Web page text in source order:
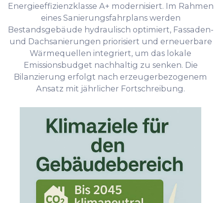
Energieeffizienzklasse A+ modernisiert. Im Rahmen
eines Sanierungsfahrplans werden
Bestandsgebäude hydraulisch optimiert, Fassaden-
und Dachsanierungen priorisiert und erneuerbare
Wärmequellen integriert, um das lokale
Emissionsbudget nachhaltig zu senken. Die
Bilanzierung erfolgt nach erzeugerbezogenem
Ansatz mit jährlicher Fortschreibung.